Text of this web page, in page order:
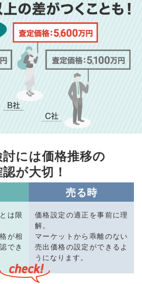
には価格推移の
が大切！
は限
が相
でき
売る時
価格設定の適正を事前に理
解。
マーケットから乖離のない
売出価格の設定ができるよ
うになります。